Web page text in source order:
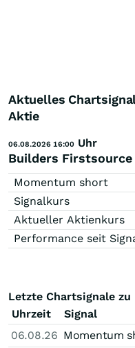
Aktuelles
Aktie
06.08.2026 16:00 Uhr
Builders
Momentum short
Signalkurs
Aktueller Aktienkurs
Performance seit
Letzte Chartsignale
Uhrzeit
Signal
06.08.26 Momentum